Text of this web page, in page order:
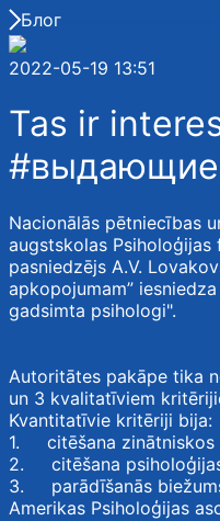
Блог
2022-05-19 13:51
Tas ir
Nacionālās pētniecības
augstskolas
pasniedzējs A.V.
apkopojumam”
gadsimta psihologi".
Autoritātes pakāpe tika
un 3 kvalitatīviem
Kvantitatīvie kritēriji bija:
1. citēšana zinātniskos
2. citēšana
3. parādīšanās
Amerikas Psiholoģijas